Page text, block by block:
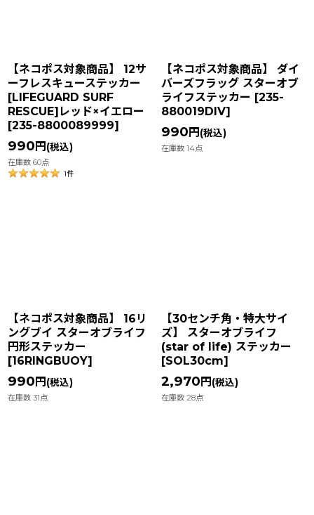
【ネコポス対象商品】 12サ
ーフレスキューステッカー
[LIFEGUARD SURF
RESCUE]レッド×イエロー
[235-8800089999]
990 円 (税込)
在庫数 60点
1件
【ネコポス対象商品】 ダイ
バーズフラッグ スターオブ
ライフステッカー [235-
880019DIV]
990 円 (税込)
在庫数 14点
【ネコポス対象商品】 16リ
ングブイ スターオブライフ
円形ステッカー
[16RINGBUOY]
990 円 (税込)
在庫数 31点
【30センチ角・特大サイ
ズ】 スターオブライフ
(star of life) ステッカー
[SOL30cm]
2,970 円 (税込)
在庫数 28点